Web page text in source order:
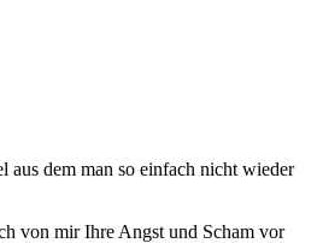
aus dem man so einfach nicht wieder
von mir Ihre Angst und Scham vor